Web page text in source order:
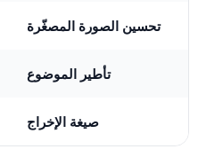
تحسين الصورة المصغّرة
تأطير الموضوع
صيغة الإخراج